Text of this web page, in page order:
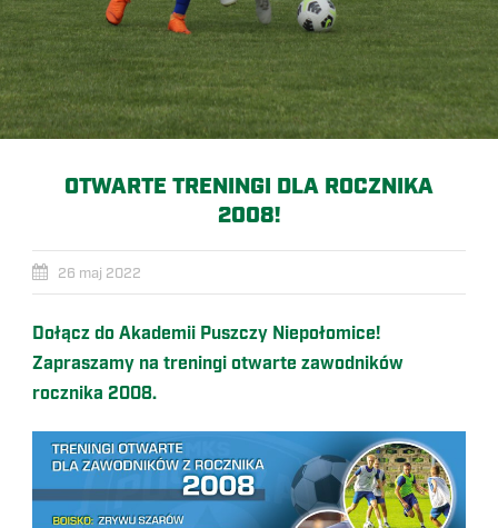
OTWARTE TRENINGI DLA ROCZNIKA
2008!
26 maj 2022
Dołącz do Akademii Puszczy Niepołomice!
Zapraszamy na treningi otwarte zawodników
rocznika 2008.